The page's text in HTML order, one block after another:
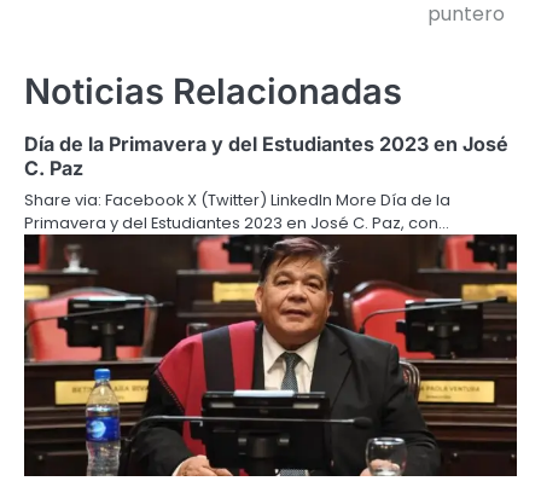
puntero
Noticias Relacionadas
Día de la Primavera y del Estudiantes 2023 en José
C. Paz
Share via: Facebook X (Twitter) LinkedIn More Día de la
Primavera y del Estudiantes 2023 en José C. Paz, con…